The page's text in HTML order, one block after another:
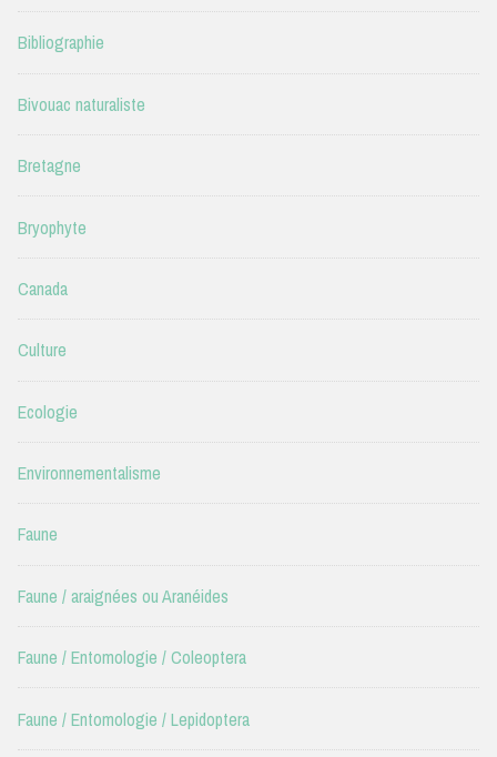
Bibliographie
Bivouac naturaliste
Bretagne
Bryophyte
Canada
Culture
Ecologie
Environnementalisme
Faune
Faune / araignées ou Aranéides
Faune / Entomologie / Coleoptera
Faune / Entomologie / Lepidoptera